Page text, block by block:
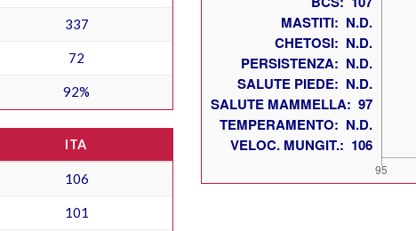
337
72
92%
ITA
106
101